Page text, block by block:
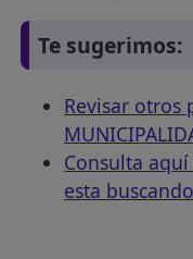
Te sugerimos:
Revisar otros
Consulta
esta